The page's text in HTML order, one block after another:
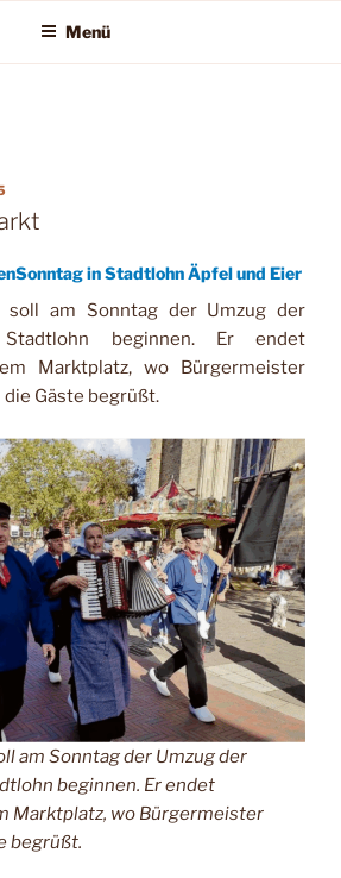
Menü
in Stadtlohn Äpfel und Eier
soll am Sonntag der Umzug der
beginnen. Er endet
Marktplatz, wo Bürgermeister
Gäste begrüßt.
am Sonntag der Umzug der
beginnen. Er endet
Marktplatz, wo Bürgermeister
begrüßt.